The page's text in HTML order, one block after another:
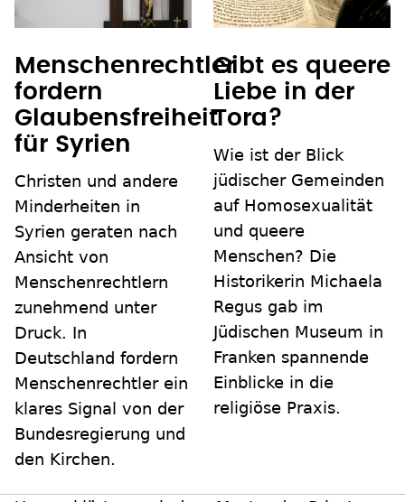
Menschenrechtler
fordern
Glaubensfreiheit
für Syrien
Christen und andere
Minderheiten in
Syrien geraten nach
Ansicht von
Menschenrechtlern
zunehmend unter
Druck. In
Deutschland fordern
Menschenrechtler ein
klares Signal von der
Bundesregierung und
den Kirchen.
Gibt es queere
Liebe in der
Tora?
Wie ist der Blick
jüdischer Gemeinden
auf Homosexualität
und queere
Menschen? Die
Historikerin Michaela
Regus gab im
Jüdischen Museum in
Franken spannende
Einblicke in die
religiöse Praxis.